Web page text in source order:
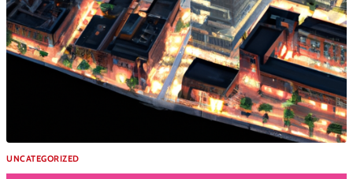
UNCATEGORIZED